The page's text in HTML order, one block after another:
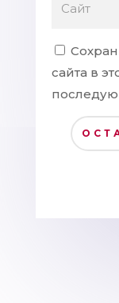
сайта в